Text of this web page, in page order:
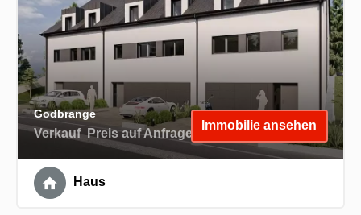
Godbrange
Verkauf Preis auf Anfrage
Immobilie ansehen
Haus